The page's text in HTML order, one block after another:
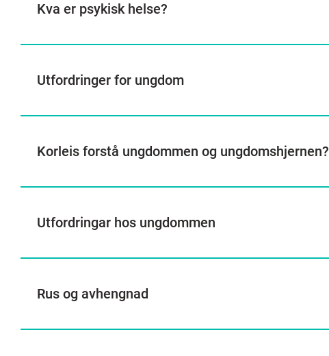
Kva er psykisk helse?
Utfordringer for ungdom
Korleis forstå ungdommen og ungdomshjernen?
Utfordringar hos ungdommen
Rus og avhengnad